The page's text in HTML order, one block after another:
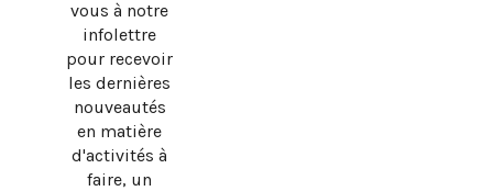
vous à notre
infolettre
pour recevoir
les dernières
nouveautés
en matière
d'activités à
faire, un